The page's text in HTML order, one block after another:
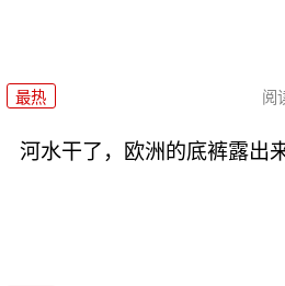
最热 阅
河水干了，欧洲的底裤露出